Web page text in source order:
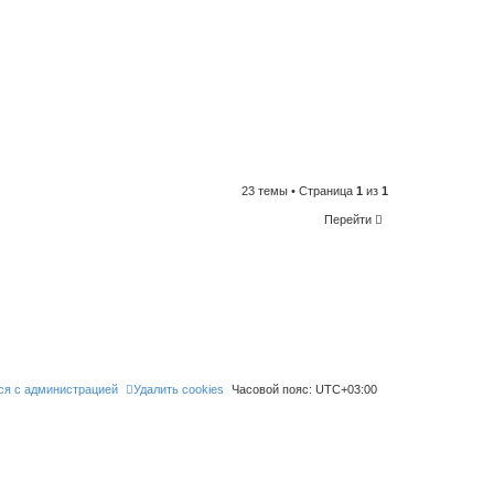
23 темы • Страница 1 из 1
Перейти
Часовой пояс: UTC+03:00
Удалить cookies
с администрацией